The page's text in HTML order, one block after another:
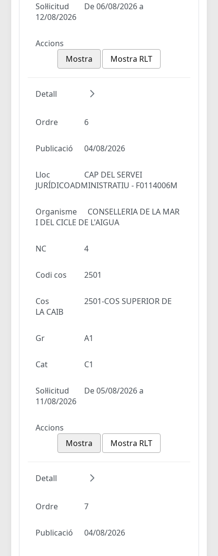
Sol·licitud
De 06/08/2026 a
12/08/2026
Accions
Mostra
Mostra RLT
Detall
Ordre 6
Publicació 04/08/2026
Lloc
CAP DEL SERVEI
JURÍDICOADMINISTRATIU - F0114006M
Organisme
CONSELLERIA DE LA MAR
I DEL CICLE DE L'AIGUA
NC 4
Codi cos 2501
Cos
2501-COS SUPERIOR DE
LA CAIB
Gr A1
Cat C1
Sol·licitud
De 05/08/2026 a
11/08/2026
Accions
Mostra
Mostra RLT
Detall
Ordre 7
Publicació 04/08/2026